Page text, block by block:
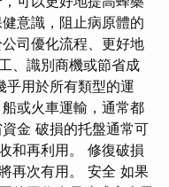
意識，阻止病原體的
司優化流程、更好地
、識別商機或節省成
乎用於所有類型的運
或火車運輸，通常都
金 破損的托盤通常可
和再利用。 修復破損
再次有用。 安全 如果